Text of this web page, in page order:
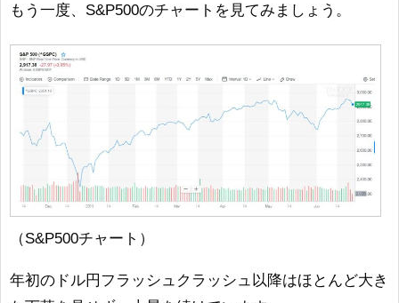
もう一度、S&P500のチャートを見てみましょう。
（S&P500チャート）
年初のドル円フラッシュクラッシュ以降はほとんど大き